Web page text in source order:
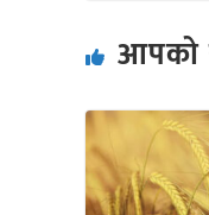
आपको